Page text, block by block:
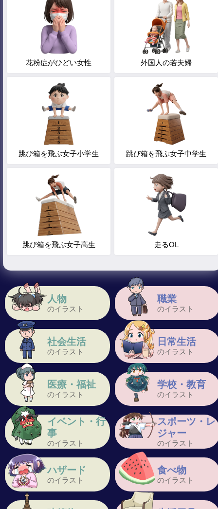
人物
のイラスト
職業
のイラスト
社会生活
のイラスト
日常生活
のイラスト
医療・福祉
のイラスト
学校・教育
のイラスト
イベント・行
事
のイラスト
スポーツ・レ
ジャー
のイラスト
ハザード
のイラスト
食べ物
のイラスト
花粉症がひどい女性 外国人の若夫婦
跳び箱を飛ぶ女子小学生 跳び箱を飛ぶ女子中学生
跳び箱を飛ぶ女子高生 走るOL